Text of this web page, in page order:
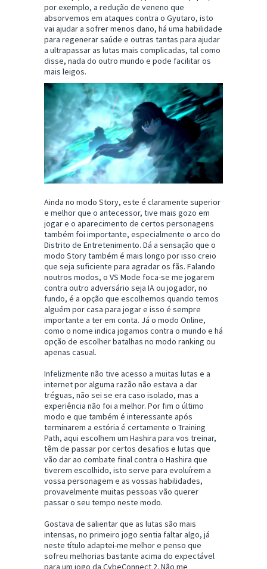
por exemplo, a redução de veneno que
absorvemos em ataques contra o Gyutaro, isto
vai ajudar a sofrer menos dano, há uma habilidade
para regenerar saúde e outras tantas para ajudar
a ultrapassar as lutas mais complicadas, tal como
disse, nada do outro mundo e pode facilitar os
mais leigos.
Ainda no modo Story, este é claramente superior
e melhor que o antecessor, tive mais gozo em
jogar e o aparecimento de certos personagens
também foi importante, especialmente o arco do
Distrito de Entretenimento. Dá a sensação que o
modo Story também é mais longo por isso creio
que seja suficiente para agradar os fãs. Falando
noutros modos, o VS Mode foca-se me jogarem
contra outro adversário seja IA ou jogador, no
fundo, é a opção que escolhemos quando temos
alguém por casa para jogar e isso é sempre
importante a ter em conta. Já o modo Online,
como o nome indica jogamos contra o mundo e há
opção de escolher batalhas no modo ranking ou
apenas casual.
Infelizmente não tive acesso a muitas lutas e a
internet por alguma razão não estava a dar
tréguas, não sei se era caso isolado, mas a
experiência não foi a melhor. Por fim o último
modo e que também é interessante após
terminarem a estória é certamente o Training
Path, aqui escolhem um Hashira para vos treinar,
têm de passar por certos desafios e lutas que
vão dar ao combate final contra o Hashira que
tiverem escolhido, isto serve para evoluírem a
vossa personagem e as vossas habilidades,
provavelmente muitas pessoas vão querer
passar o seu tempo neste modo.
Gostava de salientar que as lutas são mais
intensas, no primeiro jogo sentia faltar algo, já
neste título adaptei-me melhor e penso que
sofreu melhorias bastante acima do expectável
para um jogo da CybeConnect 2. Não me